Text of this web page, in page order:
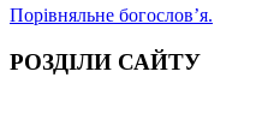
Порівняльне богословʼя.
РОЗДІЛИ САЙТУ